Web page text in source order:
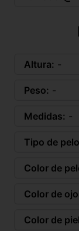
Altura: -
Peso: -
Medidas: -
Tipo de
Color de
Color de
Color de